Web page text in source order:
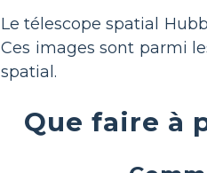
Le télescope spatial
Ces images sont parmi
spatial.
Que faire à